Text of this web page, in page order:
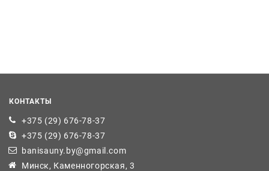
КОНТАКТЫ
+375 (29) 676-78-37
+375 (29) 676-78-37
banisauny.by@gmail.com
Минск, Каменногорская, 3